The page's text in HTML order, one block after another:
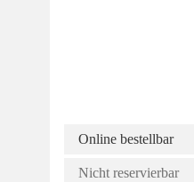
Online bestellbar
Nicht reservierbar